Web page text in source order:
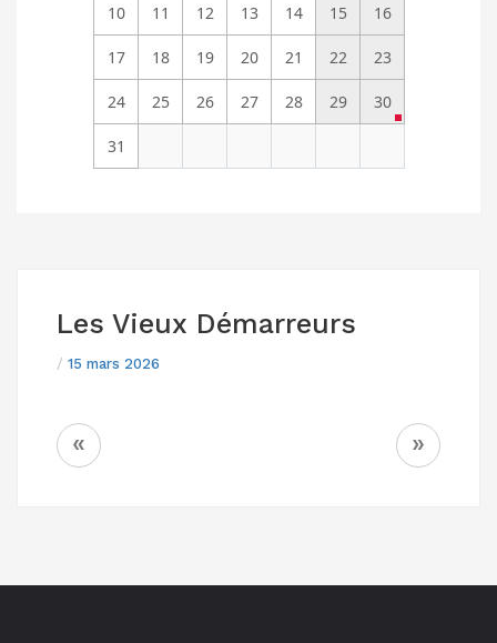
10 11 12 13 14 15 16
17 18 19 20 21 22 23
24 25 26 27 28 29 30
31
Les Vieux Démarreurs
/ 15 mars 2026
NAVIGATION
DE
« »